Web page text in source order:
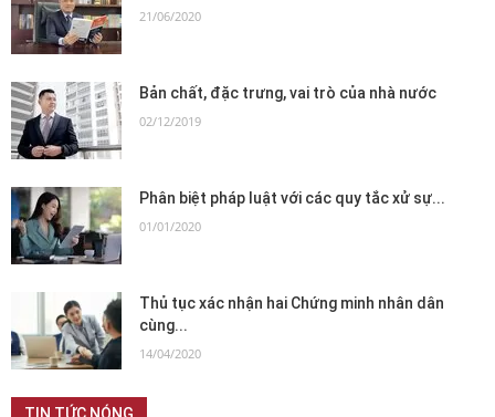
21/06/2020
Bản chất, đặc trưng, vai trò của nhà nước
02/12/2019
Phân biệt pháp luật với các quy tắc xử sự...
01/01/2020
Thủ tục xác nhận hai Chứng minh nhân dân
cùng...
14/04/2020